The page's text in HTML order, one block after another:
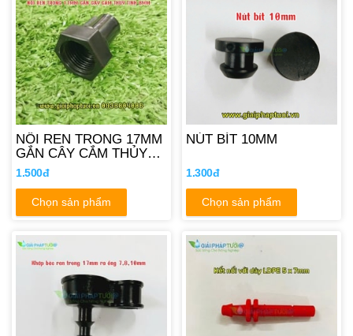
NỐI REN TRONG 17MM
GẮN CÂY CẮM THỦY
TINH 8MM
1.500đ
Chọn sản phẩm
NÚT BÍT 10MM
1.300đ
Chọn sản phẩm